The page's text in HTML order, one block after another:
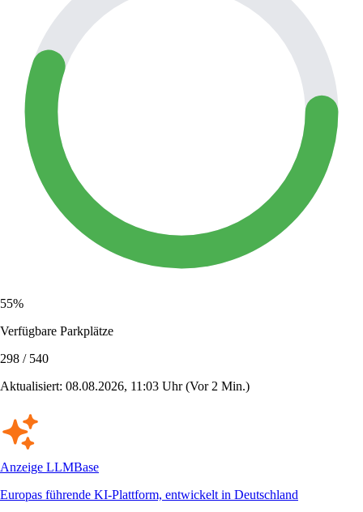
55%
Verfügbare Parkplätze
298 / 540
Aktualisiert: 08.08.2026, 11:03 Uhr(Vor 2 Min.)
Anzeige LLMBase
Europas führende KI-Plattform, entwickelt in Deutschland